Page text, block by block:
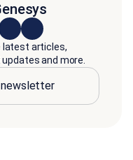
latest articles,
and more.